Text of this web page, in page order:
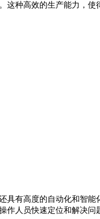
这种高效的生产能力，
具有高度的自动化和智
作人员快速定位和解决